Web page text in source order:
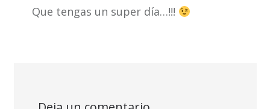
Que tengas un super día…!!!